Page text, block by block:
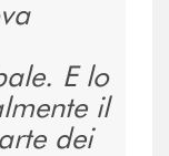
E lo
il
dei